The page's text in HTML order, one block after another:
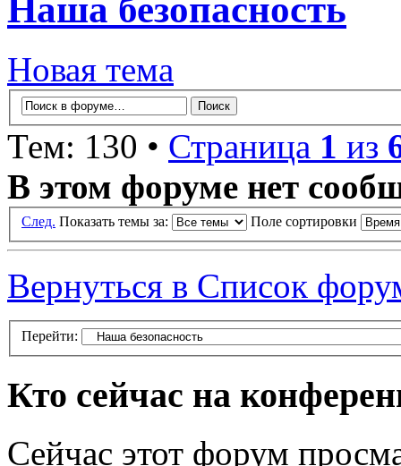
Наша безопасность
Новая тема
Тем: 130 • Страница 1 из
В этом форуме нет
След. Показать темы за: Поле сортировки
Вернуться в Список
Перейти:
Кто сейчас на
Сейчас этот форум